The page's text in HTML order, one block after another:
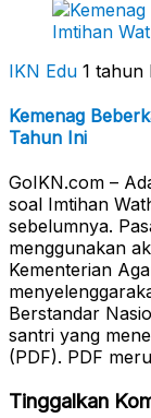
IKN Edu 1 tahun
Kemenag
Tahun Ini
GoIKN.com –
soal Imtihan
sebelumnya.
menggunakan
Kementerian
Berstandar
santri yang
(PDF). PDF
Tinggalkan